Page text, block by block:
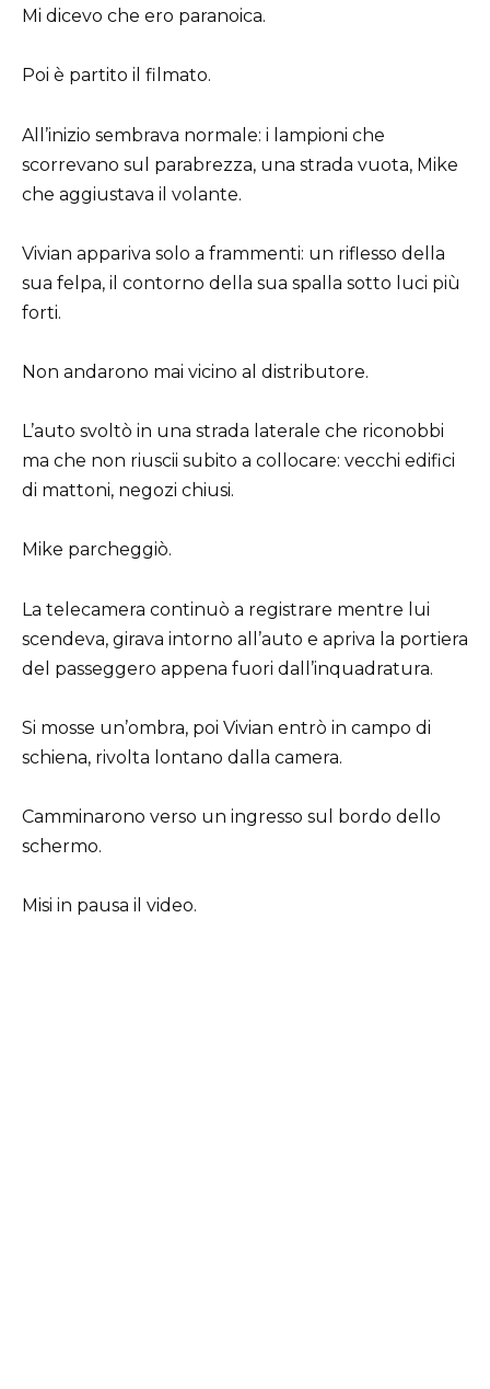
Mi dicevo che ero paranoica.
Poi è partito il filmato.
All’inizio sembrava normale: i lampioni che
scorrevano sul parabrezza, una strada vuota, Mike
che aggiustava il volante.
Vivian appariva solo a frammenti: un riflesso della
sua felpa, il contorno della sua spalla sotto luci più
forti.
Non andarono mai vicino al distributore.
L’auto svoltò in una strada laterale che riconobbi
ma che non riuscii subito a collocare: vecchi edifici
di mattoni, negozi chiusi.
Mike parcheggiò.
La telecamera continuò a registrare mentre lui
scendeva, girava intorno all’auto e apriva la portiera
del passeggero appena fuori dall’inquadratura.
Si mosse un’ombra, poi Vivian entrò in campo di
schiena, rivolta lontano dalla camera.
Camminarono verso un ingresso sul bordo dello
schermo.
Misi in pausa il video.